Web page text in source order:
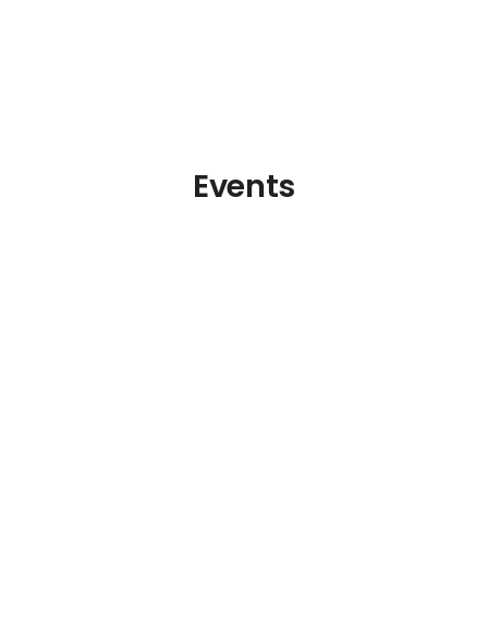
Events